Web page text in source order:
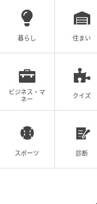
暮らし 住まい
ビジネス・マ
ネー
クイズ
スポーツ 診断